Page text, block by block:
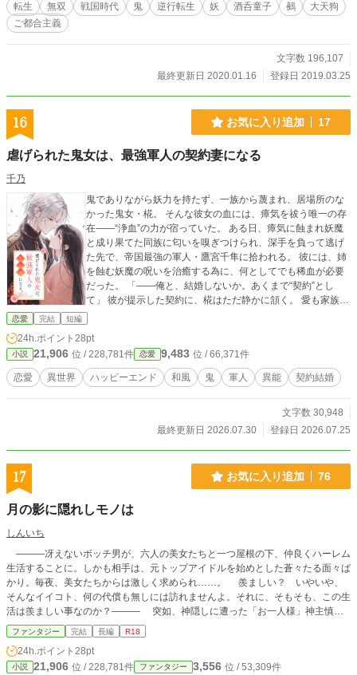
転生 無双 戦国時代 鬼 逆行転生 妖 酒呑童子 鵺
大天狗
ご都合主義
文字数 196,107
最終更新日 2020.01.16
登録日 2019.03.25
16 お気に入り追加 17
虐げられた鬼女は、最強軍人の契約妻になる
千乃
鬼でありながら妖力を持たず、一族から蔑まれ、居場所のな
かった鬼女・椛。 そんな彼女の血には、瘴気を祓う唯一の存
在――“浄血”の力が宿っていた。 ある日、瘴気に蝕まれ妖魔
と成り果てた同族に匂いを嗅ぎつけられ、深手を負って逃げ
た先で、帝国最強の軍人・鷹宮千隼に拾われる。 彼には、姉
を蝕む妖魔の呪いを治癒する為に、何としてでも稀血が必要
だった。 「――俺と、結婚しないか。あくまで“契約”とし
て」 彼が提示した契約に、椛はただ静かに頷く。 愛も家族も
知らぬ椛にとって、それは当然の答えだった。 「俺にとって
う告げた男との、偽りの結婚生活。 しかし千隼と過ごすう
ち、役に立つことでしか自分の価値を測れなかった椛の中
に、これまで知らなかった感情が芽生えてゆき……。
恋愛 完結 短編
24h.ポイント 28pt
小説 21,906 位 / 228,781件 恋愛 9,483 位 / 66,371件
恋愛 異世界 ハッピーエンド 和風 鬼 軍人 異能 契約結婚
文字数 30,948
最終更新日 2026.07.30
登録日 2026.07.25
17 お気に入り追加 76
月の影に隠れしモノは
しんいち
―――冴えないボッチ男が、六人の美女たちと一つ屋根の下、仲良くハーレム
生活することに。しかも相手は、元トップアイドルを始めとした蒼々たる面々ば
かり。毎夜、美女たちからは激しく求められ……。 羨ましい？ いやいや、
そんなイイコト、何の代償も無しには訪れませんよ。それに、そもそも、この生
活は羨ましい事なのか？――― 突如、神隠しに遭った「お一人様」神主慎也
の前に現れたのは、異界で一人暮らしている千歳超の謎の美女。美女から告げら
れた、元の世界に戻る方法とは、「龍の祝部」に選ばれること。その為には、
「選択の巫女」とセックスし、候補者の中で最大の快感を巫女に与えなければな
らなかった。そして残酷なことに、選ばれなかった候補者に待っているは、
ファンタジー 完結 長編 R18
24h.ポイント 28pt
小説 21,906 位 / 228,781件 ファンタジー 3,556 位 / 53,309件